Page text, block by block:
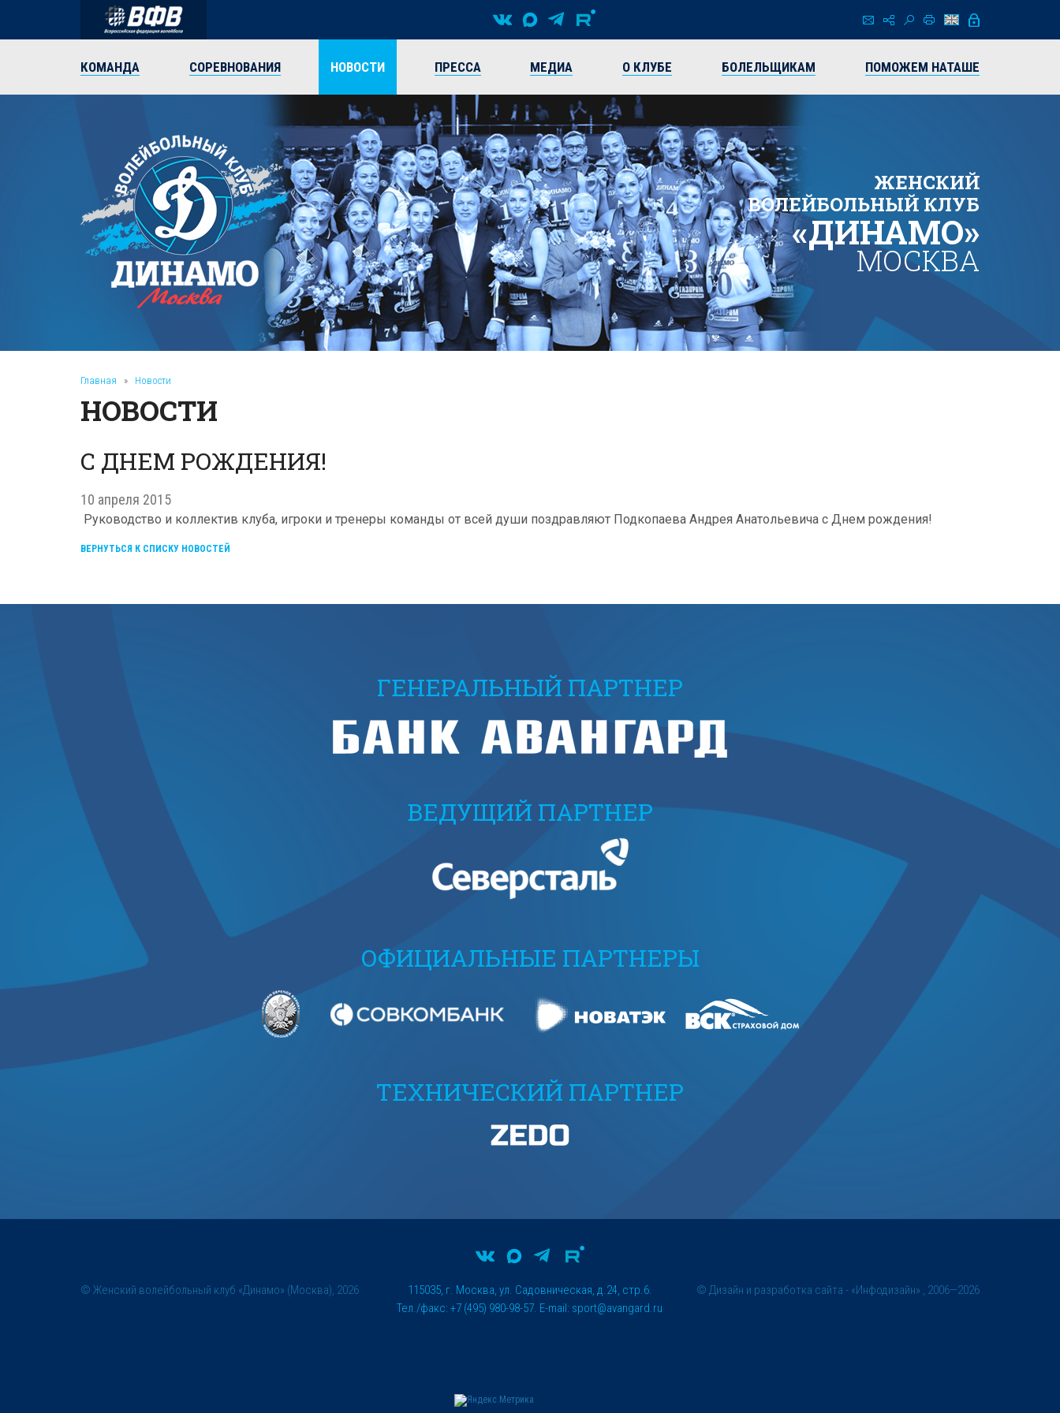
КОМАНДА СОРЕВНОВАНИЯ НОВОСТИ ПРЕССА МЕДИА О КЛУБЕ БОЛЕЛЬЩИКАМ ПОМОЖЕМ НАТАШЕ
ЖЕНСКИЙ
ВОЛЕЙБОЛЬНЫЙ КЛУБ
«ДИНАМО»
МОСКВА
Главная » Новости
НОВОСТИ
С ДНЕМ РОЖДЕНИЯ!
10 апреля 2015
Руководство и коллектив клуба, игроки и тренеры команды от всей души поздравляют Подкопаева Андрея Анатольевича с Днем рождения!
ВЕРНУТЬСЯ К СПИСКУ НОВОСТЕЙ
ГЕНЕРАЛЬНЫЙ ПАРТНЕР
ВЕДУЩИЙ ПАРТНЕР
ОФИЦИАЛЬНЫЕ ПАРТНЕРЫ
ТЕХНИЧЕСКИЙ ПАРТНЕР
© Женский волейбольный клуб «Динамо» (Москва), 2026
115035, г. Москва, ул. Садовническая, д.24, стр.6.
Тел./факс: +7 (495) 980-98-57. E-mail: sport@avangard.ru
© Дизайн и разработка сайта - «Инфодизайн» , 2006—2026